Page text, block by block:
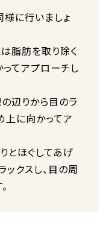
に行いましょ
脂肪を取り除く
てアプローチし
辺りから目のラ
上に向かってア
とほぐしてあげ
ックスし、目の周